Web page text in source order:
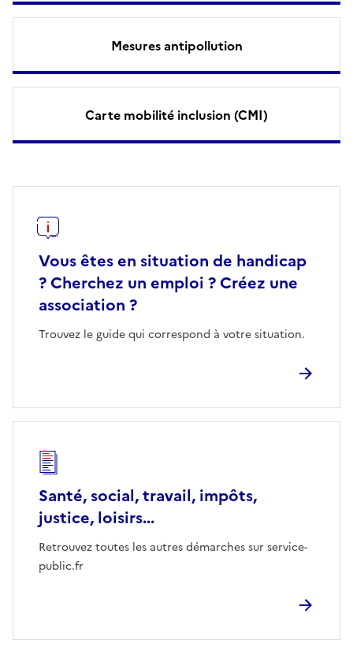
Mesures antipollution
Carte mobilité inclusion (CMI)
Vous êtes en situation de handicap
? Cherchez un emploi ? Créez une
association ?
Trouvez le guide qui correspond à votre situation.
Santé, social, travail, impôts,
justice, loisirs...
Retrouvez toutes les autres démarches sur service-
public.fr